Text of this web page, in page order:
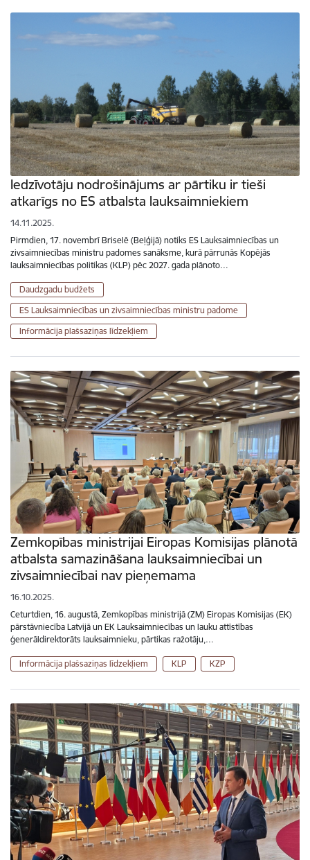
Iedzīvotāju nodrošinājums ar pārtiku ir tieši
atkarīgs no ES atbalsta lauksaimniekiem
14.11.2025.
Pirmdien, 17. novembrī Briselē (Beļģijā) notiks ES Lauksaimniecības un
zivsaimniecības ministru padomes sanāksme, kurā pārrunās Kopējās
lauksaimniecības politikas (KLP) pēc 2027. gada plānoto…
Daudzgadu budžets
ES Lauksaimniecības un zivsaimniecības ministru padome
Informācija plašsaziņas līdzekļiem
Zemkopības ministrijai Eiropas Komisijas plānotā
atbalsta samazināšana lauksaimniecībai un
zivsaimniecībai nav pieņemama
16.10.2025.
Ceturtdien, 16. augustā, Zemkopības ministrijā (ZM) Eiropas Komisijas (EK)
pārstāvniecība Latvijā un EK Lauksaimniecības un lauku attīstības
ģenerāldirektorāts lauksaimnieku, pārtikas ražotāju,…
Informācija plašsaziņas līdzekļiem KLP KZP